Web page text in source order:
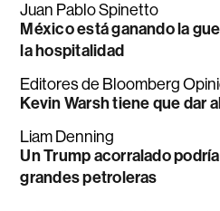
Juan Pablo Spinetto
México está ganando la
la hospitalidad
Editores de Bloomberg
Kevin Warsh tiene que dar
Liam Denning
Un Trump acorralado
grandes petroleras